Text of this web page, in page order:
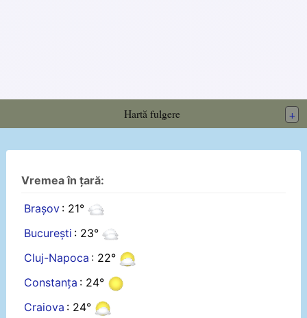
Hartă fulgere +
Vremea în țară:
Brașov : 21°
București : 23°
Cluj-Napoca : 22°
Constanța : 24°
Craiova : 24°